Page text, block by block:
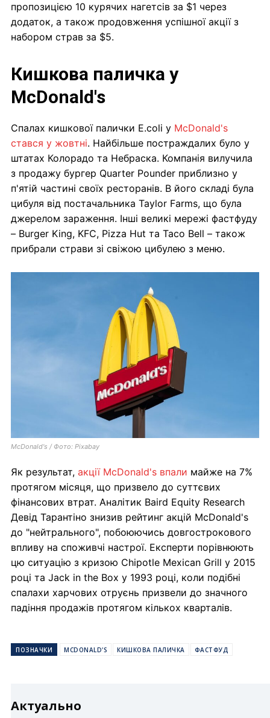
пропозицією 10 курячих нагетсів за $1 через
додаток, а також продовження успішної акції з
набором страв за $5.
Кишкова паличка у
McDonald's
Спалах кишкової палички E.coli у McDonald's
стався у жовтні. Найбільше постраждалих було у
штатах Колорадо та Небраска. Компанія вилучила
з продажу бургер Quarter Pounder приблизно у
п'ятій частині своїх ресторанів. В його складі була
цибуля від постачальника Taylor Farms, що була
джерелом зараження. Інші великі мережі фастфуду
– Burger King, KFC, Pizza Hut та Taco Bell – також
прибрали страви зі свіжою цибулею з меню.
McDonald's / Фото: Pixabay
Як результат, акції McDonald's впали майже на 7%
протягом місяця, що призвело до суттєвих
фінансових втрат. Аналітик Baird Equity Research
Девід Тарантіно знизив рейтинг акцій McDonald's
до "нейтрального", побоюючись довгострокового
впливу на споживчі настрої. Експерти порівнюють
цю ситуацію з кризою Chipotle Mexican Grill у 2015
році та Jack in the Box у 1993 році, коли подібні
спалахи харчових отруєнь призвели до значного
падіння продажів протягом кількох кварталів.
ПОЗНАЧКИ MCDONALD'S КИШКОВА ПАЛИЧКА ФАСТФУД
Актуально